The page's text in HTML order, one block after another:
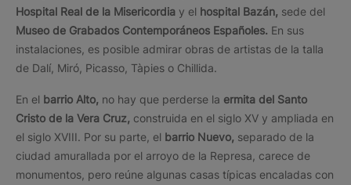
Hospital Real de la Misericordia y el hospital Bazán, sede del
Museo de Grabados Contemporáneos Españoles. En sus
instalaciones, es posible admirar obras de artistas de la talla
de Dalí, Miró, Picasso, Tàpies o Chillida.
En el barrio Alto, no hay que perderse la ermita del Santo
Cristo de la Vera Cruz, construida en el siglo XV y ampliada en
el siglo XVIII. Por su parte, el barrio Nuevo, separado de la
ciudad amurallada por el arroyo de la Represa, carece de
monumentos, pero reúne algunas casas típicas encaladas con